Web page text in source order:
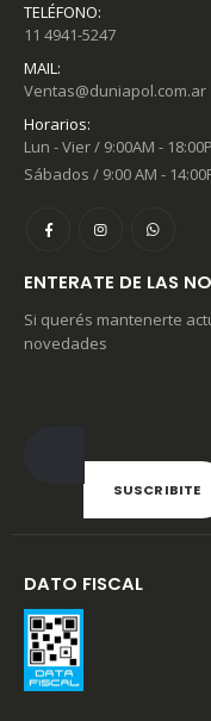
TELÉFONO:
11 4941-5247
MAIL:
Ventas@duniapol.com.ar
Horarios:
Lun - Vier / 9:00AM -
Sábados / 9:00 AM -
ENTERATE DE LAS
Si querés mantenerte
novedades
DATO FISCAL